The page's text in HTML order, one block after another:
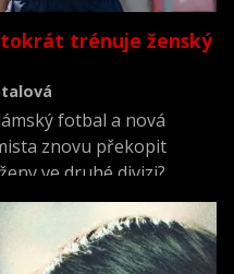
trénuje ženský
fotbal a nová
znovu překopit
ve druhé divizi?